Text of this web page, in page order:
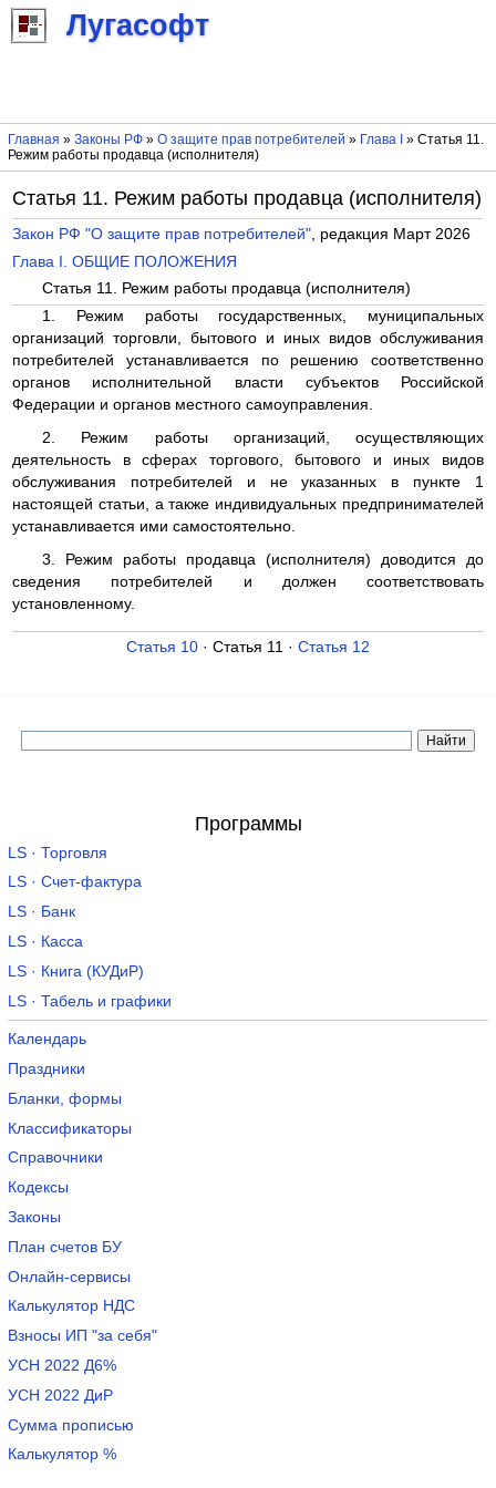
Лугасофт
Главная » Законы РФ» О защите прав потребителей » Глава I
» Статья 11.
Режим работы продавца (исполнителя)
Статья 11. Режим работы продавца (исполнителя)
Закон РФ "О защите прав потребителей", редакция Март 2026
Глава I. ОБЩИЕ ПОЛОЖЕНИЯ
Статья 11. Режим работы продавца (исполнителя)
1. Режим работы государственных, муниципальных
организаций торговли, бытового и иных видов обслуживания
потребителей устанавливается по решению соответственно
органов исполнительной власти субъектов Российской
Федерации и органов местного самоуправления.
2. Режим работы организаций, осуществляющих
деятельность в сферах торгового, бытового и иных видов
обслуживания потребителей и не указанных в пункте 1
настоящей статьи, а также индивидуальных предпринимателей
устанавливается ими самостоятельно.
3. Режим работы продавца (исполнителя) доводится до
сведения потребителей и должен соответствовать
установленному.
Статья 10 · Статья 11 · Статья 12
Программы
LS · Торговля
LS · Счет-фактура
LS · Банк
LS · Касса
LS · Книга (КУДиР)
LS · Табель и графики
Календарь
Праздники
Бланки, формы
Классификаторы
Справочники
Кодексы
Законы
План счетов БУ
Онлайн-сервисы
Калькулятор НДС
Взносы ИП "за себя"
УСН 2022 Д6%
УСН 2022 ДиР
Сумма прописью
Калькулятор %